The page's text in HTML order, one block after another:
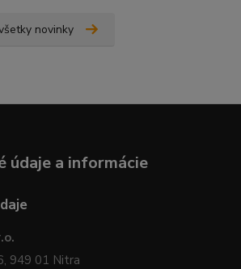
novinky
údaje a informácie
949 01 Nitra